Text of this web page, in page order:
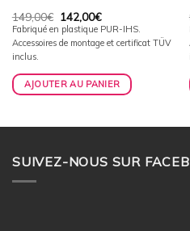
149,00€ Le
prix
initial
était :
142,00€Le
prix
actuel
est :
Fabriqué en plastique PUR-IHS.
Accessoires de montage et certificat TÜV
inclus.
AJOUTER AU PANIER
SUIVEZ-NOUS SUR